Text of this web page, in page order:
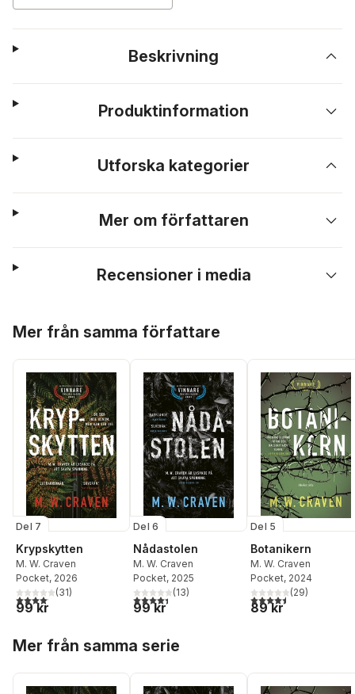
Beskrivning
Produktinformation
Utforska kategorier
Mer om författaren
Recensioner i media
Mer från samma författare
Del 7
Krypskytten
M. W. Craven
Pocket, 2026
4,1utav 5 stjärnor. Totalt antal röster:
(31)
99 kr
Del 6
Nådastolen
M. W. Craven
Pocket, 2025
4,4utav 5 stjärnor. Totalt antal röster:
(13)
99 kr
Del 5
Botanikern
M. W. Craven
Pocket, 2024
4,5utav 5 stjärnor.
(29)
89 kr
Mer från samma serie